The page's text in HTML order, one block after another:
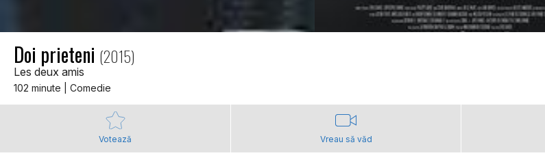
Doi prieteni (2015)
Les deux amis
102 minute | Comedie
Votează Vreau să văd